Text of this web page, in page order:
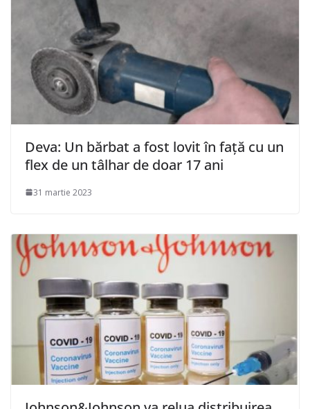
Deva: Un bărbat a fost lovit în față cu un
flex de un tâlhar de doar 17 ani
31 martie 2023